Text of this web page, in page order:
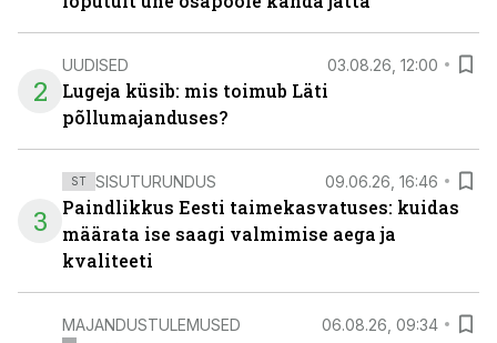
2
UUDISED 03.08.26, 12:00
Lugeja küsib: mis toimub Läti
põllumajanduses?
3
ST SISUTURUNDUS 09.06.26, 16:46
Paindlikkus Eesti taimekasvatuses: kuidas
määrata ise saagi valmimise aega ja
kvaliteeti
MAJANDUSTULEMUSED 06.08.26, 09:34